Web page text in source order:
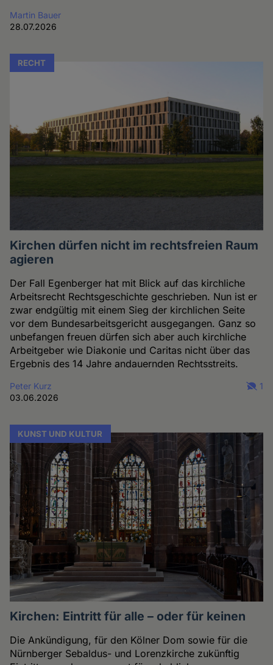
Martin Bauer
28.07.2026
RECHT
Kirchen dürfen nicht im rechtsfreien Raum
agieren
Der Fall Egenberger hat mit Blick auf das kirchliche
Arbeitsrecht Rechtsgeschichte geschrieben. Nun ist er
zwar endgültig mit einem Sieg der kirchlichen Seite
vor dem Bundesarbeitsgericht ausgegangen. Ganz so
unbefangen freuen dürfen sich aber auch kirchliche
Arbeitgeber wie Diakonie und Caritas nicht über das
Ergebnis des 14 Jahre andauernden Rechtsstreits.
Peter Kurz
03.06.2026
1
KUNST UND KULTUR
Kirchen: Eintritt für alle – oder für keinen
Die Ankündigung, für den Kölner Dom sowie für die
Nürnberger Sebaldus- und Lorenzkirche zukünftig